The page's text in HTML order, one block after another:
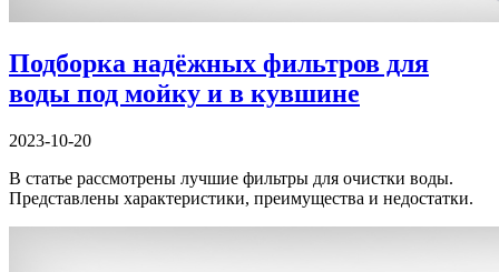
Подборка надёжных фильтров для
воды под мойку и в кувшине
2023-10-20
В статье рассмотрены лучшие фильтры для очистки воды.
Представлены характеристики, преимущества и недостатки.